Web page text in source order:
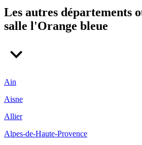
Les autres départements
salle l'Orange bleue
Ain
Aisne
Allier
Alpes-de-Haute-Provence